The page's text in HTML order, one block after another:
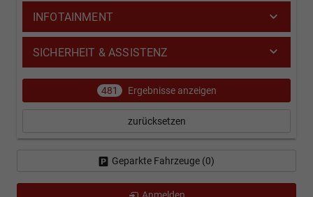
INFOTAINMENT
SICHERHEIT & ASSISTENZ
481 Ergebnisse anzeigen
zurücksetzen
Geparkte Fahrzeuge (0)